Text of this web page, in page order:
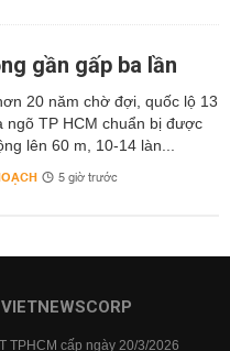
gần gấp ba lần
20 năm chờ đợi, quốc lộ 13
ngõ TP HCM chuẩn bị được
lên 60 m, 10-14 làn...
5 giờ trước
TPHCM cấp ngày 20/3/2026